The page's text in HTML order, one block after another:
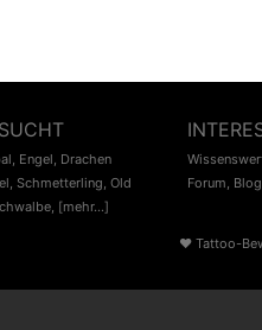
, Engel, Drachen
, Schmetterling, Old
, [mehr...]
Forum, Blog
♥ Tattoo-